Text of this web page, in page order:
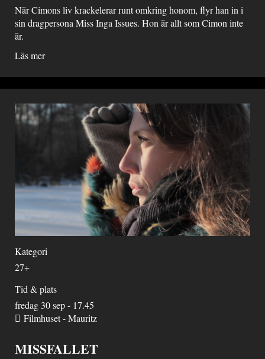
När Cimons liv krackelerar runt omkring honom, flyr han in i
sin dragpersona Miss Inga Issues. Hon är allt som Cimon inte
är.
Läs mer
Kategori
27+
Tid & plats
fredag 30 sep - 17.45
Filmhuset - Mauritz
MISSFALLET